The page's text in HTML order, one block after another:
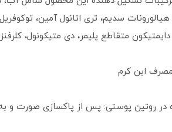
دایمتیکون متقاطع پلیمر، دی متیکونول،
این کرم
در روتین پوستی: پس از پاکسازی صورت و